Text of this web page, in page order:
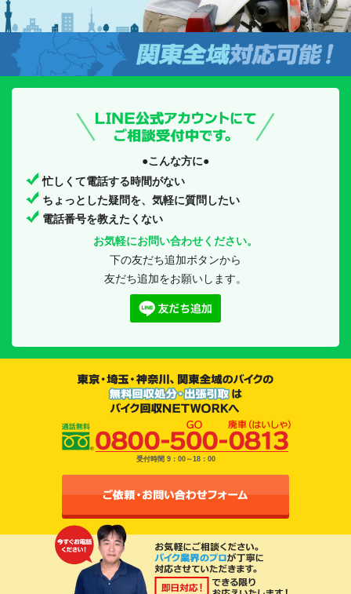
●こんな方に●
忙しくて電話する時間がない
ちょっとした疑問を、気軽に質問したい
電話番号を教えたくない
お気軽にお問い合わせください。
下の友だち追加ボタンから
友だち追加をお願いします。
受付時間 9：00～18：00